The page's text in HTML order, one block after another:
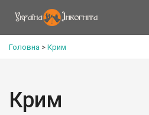
Головна > Крим
Крим